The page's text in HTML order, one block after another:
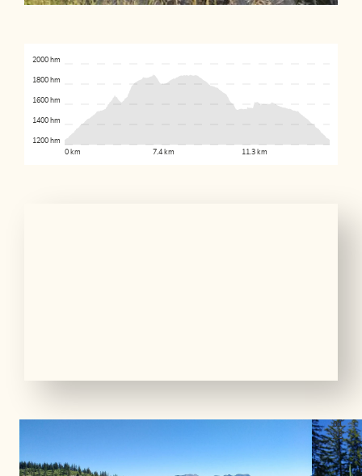
0 km 7.4 km 11.3 km
1200 hm
1400 hm
1600 hm
1800 hm
2000 hm
01
08